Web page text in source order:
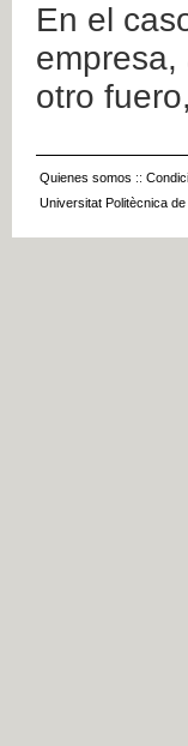
En el
otro
Quienes somos ::
Universitat Politècnica